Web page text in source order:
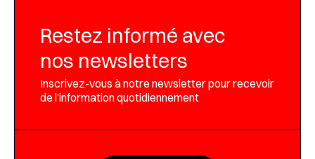
Restez informé avec
nos newsletters
Inscrivez-vous à notre newsletter pour recevoir
de l’information quotidiennement